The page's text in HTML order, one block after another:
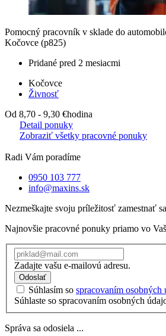
Pomocný pracovník v sklade do
Kočovce (p825)
Pridané pred 2 mesiacmi
Kočovce
Živnosť
Od 8,70 - 9,30 €hodina
Detail ponuky
Zobraziť všetky pracovné ponuky
Radi Vám poradíme
0950 103 777
info@maxins.sk
Nezmeškajte svoju príležitosť zamestnať sa
Najnovšie pracovné ponuky priamo vo
Zadajte vašu e-mailovú adresu.
Odoslať
Súhlasím so spracovaním osobných
Súhlaste so spracovaním osobných
Správa sa odosiela ...